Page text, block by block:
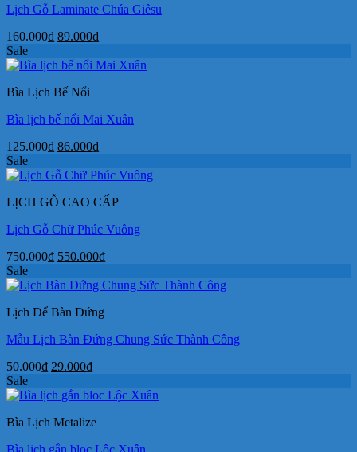
Lịch Gỗ Laminate Chúa Giêsu
160.000₫ Giá
là:
89.000₫Giá
tại
Sale
Bìa Lịch Bế Nổi
Bìa lịch bế nổi Mai Xuân
125.000₫ Giá
là:
86.000₫Giá
tại
86.000₫.
Sale
LỊCH GỖ CAO CẤP
Lịch Gỗ Chữ Phúc Vuông
750.000₫ Giá
là:
550.000₫Giá
tại
Sale
Lịch Để Bàn Đứng
Mẫu Lịch Bàn Đứng Chung Sức Thành Công
50.000₫ Giá
là:
29.000₫Giá
tại
29.000₫.
Sale
Bìa Lịch Metalize